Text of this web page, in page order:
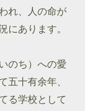
れ、人の命が
にあります。
のち）への愛
五十有余年、
る学校として